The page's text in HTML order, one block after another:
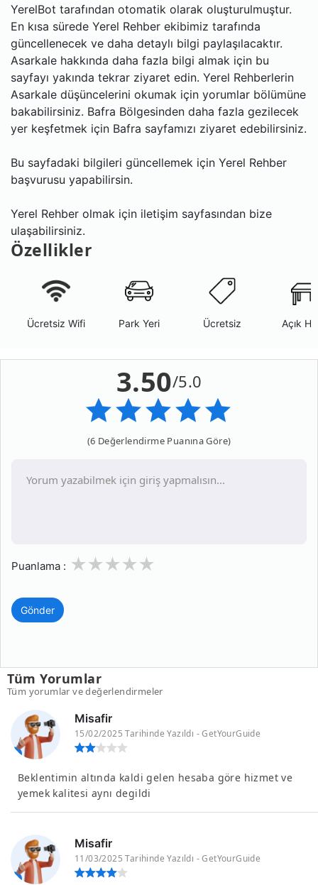
YerelBot tarafından otomatik olarak oluşturulmuştur.
En kısa sürede Yerel Rehber ekibimiz tarafında
güncellenecek ve daha detaylı bilgi paylaşılacaktır.
Asarkale hakkında daha fazla bilgi almak için bu
sayfayı yakında tekrar ziyaret edin. Yerel Rehberlerin
Asarkale düşüncelerini okumak için yorumlar bölümüne
bakabilirsiniz. Bafra Bölgesinden daha fazla gezilecek
yer keşfetmek için Bafra sayfamızı ziyaret edebilirsiniz.
Bu sayfadaki bilgileri güncellemek için Yerel Rehber
başvurusu yapabilirsin.
Yerel Rehber olmak için iletişim sayfasından bize
ulaşabilirsiniz.
Özellikler
Ücretsiz Wifi Park Yeri Ücretsiz Açık
3.50/5.0
(6 Değerlendirme Puanına Göre)
Puanlama : 3
2
1
Gönder
Tüm Yorumlar
Tüm yorumlar ve değerlendirmeler
Misafir
15/02/2025 Tarihinde Yazıldı - GetYourGuide
Beklentimin altında kaldi gelen hesaba göre hizmet ve
yemek kalitesi aynı degildi
Misafir
11/03/2025 Tarihinde Yazıldı - GetYourGuide